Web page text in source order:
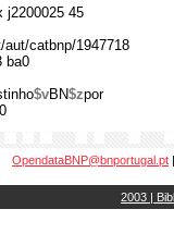
j2200025 45
aut/catbnp/1947718
ba0
$vBN$zpor
OpendataBNP@bnportugal.pt
2003 |